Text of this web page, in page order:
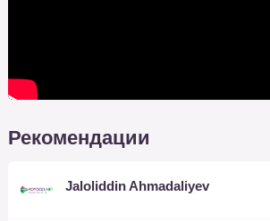
Рекомендации
Jaloliddin Ahmadaliyev